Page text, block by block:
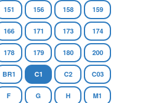
151 156 158 159
166 171 173 174
178 179 180 200
BR1 C1 C2 C03
F G H M1